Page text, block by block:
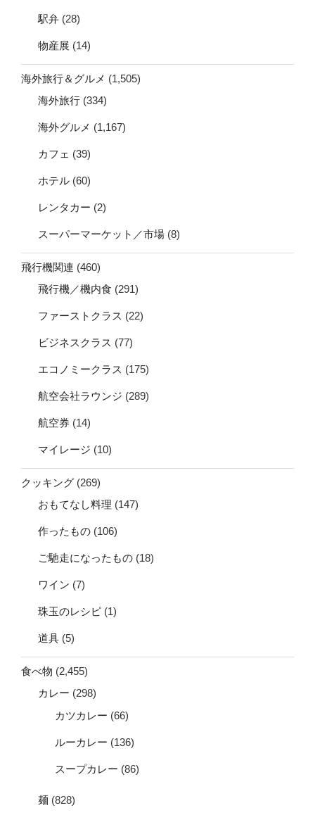
駅弁 (28)
物産展 (14)
海外旅行＆グルメ (1,505)
海外旅行 (334)
海外グルメ (1,167)
カフェ (39)
ホテル (60)
レンタカー (2)
スーパーマーケット／市場 (8)
飛行機関連 (460)
飛行機／機内食 (291)
ファーストクラス (22)
ビジネスクラス (77)
エコノミークラス (175)
航空会社ラウンジ (289)
航空券 (14)
マイレージ (10)
クッキング (269)
おもてなし料理 (147)
作ったもの (106)
ご馳走になったもの (18)
ワイン (7)
珠玉のレシピ (1)
道具 (5)
食べ物 (2,455)
カレー (298)
カツカレー (66)
ルーカレー (136)
スープカレー (86)
麺 (828)